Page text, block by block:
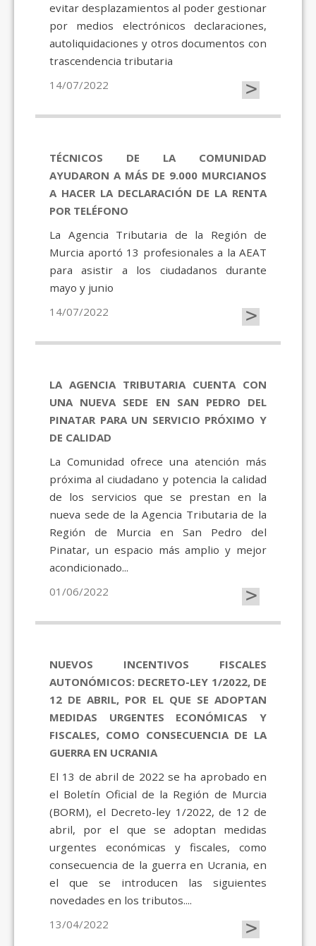
evitar desplazamientos al poder gestionar
por medios electrónicos declaraciones,
autoliquidaciones y otros documentos con
trascendencia tributaria
14/07/2022
>
TÉCNICOS DE LA COMUNIDAD
AYUDARON A MÁS DE 9.000 MURCIANOS
A HACER LA DECLARACIÓN DE LA RENTA
POR TELÉFONO
La Agencia Tributaria de la Región de
Murcia aportó 13 profesionales a la AEAT
para asistir a los ciudadanos durante
mayo y junio
14/07/2022
>
LA AGENCIA TRIBUTARIA CUENTA CON
UNA NUEVA SEDE EN SAN PEDRO DEL
PINATAR PARA UN SERVICIO PRÓXIMO Y
DE CALIDAD
La Comunidad ofrece una atención más
próxima al ciudadano y potencia la calidad
de los servicios que se prestan en la
nueva sede de la Agencia Tributaria de la
Región de Murcia en San Pedro del
Pinatar, un espacio más amplio y mejor
acondicionado...
01/06/2022
>
NUEVOS INCENTIVOS FISCALES
AUTONÓMICOS: DECRETO-LEY 1/2022, DE
12 DE ABRIL, POR EL QUE SE ADOPTAN
MEDIDAS URGENTES ECONÓMICAS Y
FISCALES, COMO CONSECUENCIA DE LA
GUERRA EN UCRANIA
El 13 de abril de 2022 se ha aprobado en
el Boletín Oficial de la Región de Murcia
(BORM), el Decreto-ley 1/2022, de 12 de
abril, por el que se adoptan medidas
urgentes económicas y fiscales, como
consecuencia de la guerra en Ucrania, en
el que se introducen las siguientes
novedades en los tributos....
13/04/2022
>